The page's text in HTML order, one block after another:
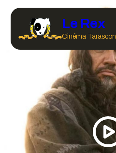
Le Rex
Cinéma Tarascon